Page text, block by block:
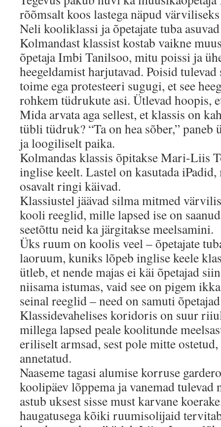
rõõmsalt koos lastega näpud värviliseks
Neli kooliklassi ja õpetajate tuba
Kolmandast klassist kostab vaikne
õpetaja Imbi Tanilsoo, mitu poissi ja
heegeldamist harjutavad. Poisid tulevad
toime ega protesteeri sugugi, et see
rohkem tüdrukute asi. Ütlevad hoopis,
Mida arvata aga sellest, et klassis on
tübli tüdruk? “Ta on hea sõber,” paneb
ja loogiliselt paika.
Kolmandas klassis õpitakse Mari-Liis
inglise keelt. Lastel on kasutada iPadid,
osavalt ringi käivad.
Klassiustel jäävad silma mitmed
kooli reeglid, mille lapsed ise on
seetõttu neid ka järgitakse meelsamini.
Üks ruum on koolis veel – õpetajate
laoruum, kuniks lõpeb inglise keele
ütleb, et nende majas ei käi õpetajad
niisama istumas, vaid see on pigem
seinal reeglid – need on samuti
Klassidevahelises koridoris on suur
millega lapsed peale koolitunde
eriliselt armsad, sest pole mitte
annetatud.
Naaseme tagasi alumise korruse
koolipäev lõppema ja vanemad tulevad
astub uksest sisse must karvane
haugatusega kõiki ruumisolijaid